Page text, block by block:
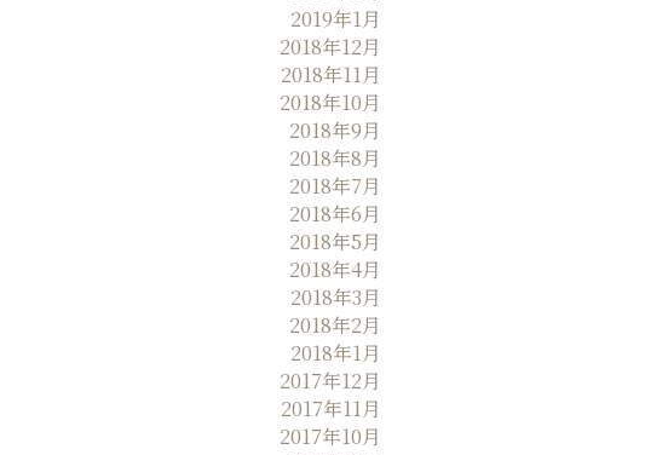
2019年1月
2018年12月
2018年11月
2018年10月
2018年9月
2018年8月
2018年7月
2018年6月
2018年5月
2018年4月
2018年3月
2018年2月
2018年1月
2017年12月
2017年11月
2017年10月